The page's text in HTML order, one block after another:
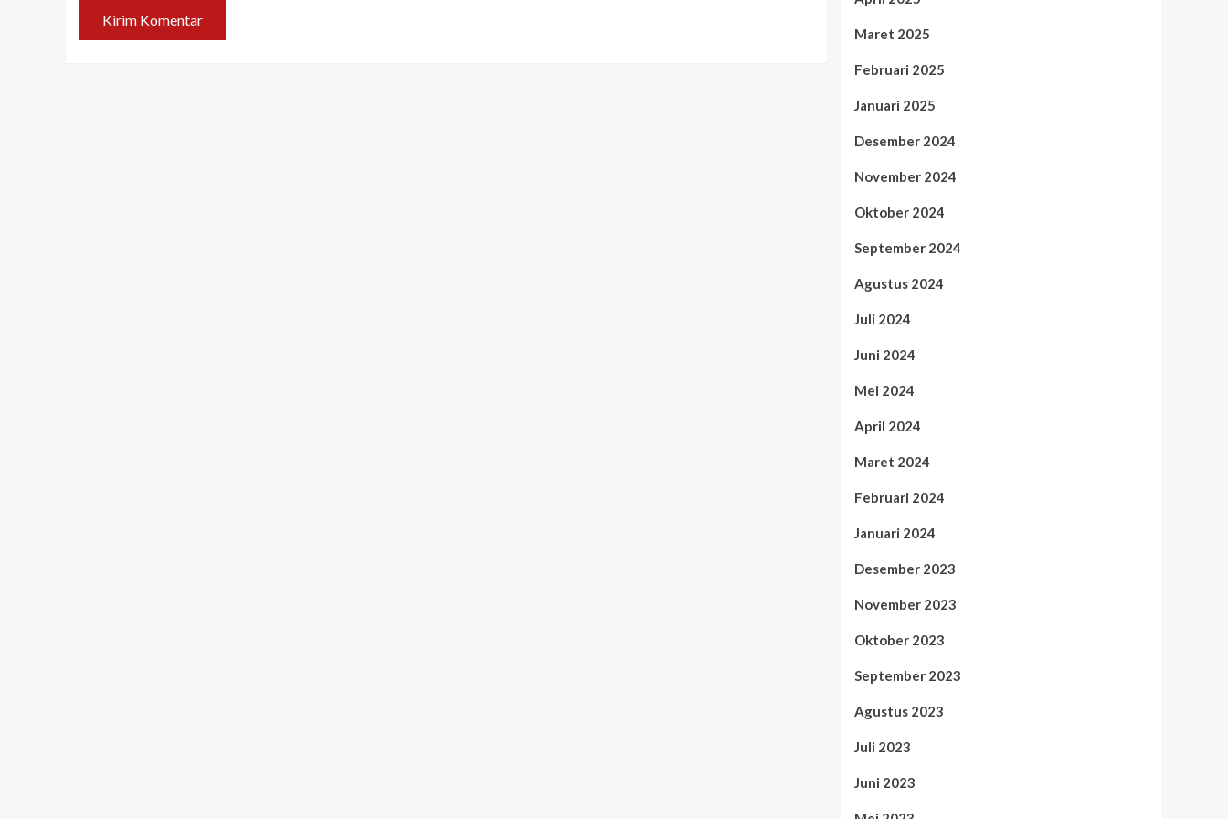
Maret 2025
Februari 2025
Januari 2025
Desember 2024
November 2024
Oktober 2024
September 2024
Agustus 2024
Juli 2024
Juni 2024
Mei 2024
April 2024
Maret 2024
Februari 2024
Januari 2024
Desember 2023
November 2023
Oktober 2023
September 2023
Agustus 2023
Juli 2023
Juni 2023